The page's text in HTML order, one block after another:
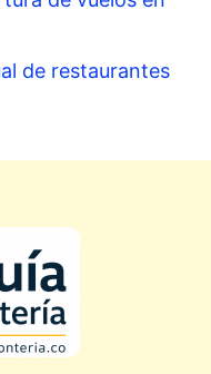
de restaurantes